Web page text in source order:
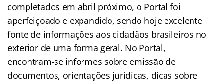
completados em abril próximo, o Portal foi
aperfeiçoado e expandido, sendo hoje excelente
fonte de informações aos cidadãos brasileiros no
exterior de uma forma geral. No Portal,
encontram-se informes sobre emissão de
documentos, orientações jurídicas, dicas sobre